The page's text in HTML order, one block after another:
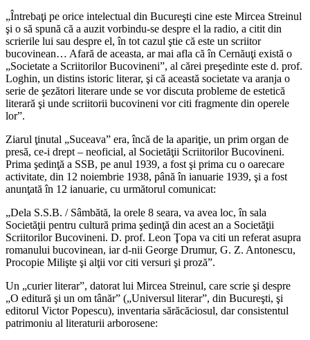
„Întrebaţi pe orice intelectual din Bucureşti cine este Mircea Streinul
şi o să spună că a auzit vorbindu-se despre el la radio, a citit din
scrierile lui sau despre el, în tot cazul ştie că este un scriitor
bucovinean… Afară de aceasta, ar mai afla că în Cernăuţi există o
„Societate a Scriitorilor Bucovineni”, al cărei preşedinte este d. prof.
Loghin, un distins istoric literar, şi că această societate va aranja o
serie de şezători literare unde se vor discuta probleme de estetică
literară şi unde scriitorii bucovineni vor citi fragmente din operele
lor”.
Ziarul ţinutal „Suceava” era, încă de la apariţie, un prim organ de
presă, ce-i drept – neoficial, al Societăţii Scriitorilor Bucovineni.
Prima şedinţă a SSB, pe anul 1939, a fost şi prima cu o oarecare
activitate, din 12 noiembrie 1938, până în ianuarie 1939, şi a fost
anunţată în 12 ianuarie, cu următorul comunicat:
„Dela S.S.B. / Sâmbătă, la orele 8 seara, va avea loc, în sala
Societăţii pentru cultură prima şedinţă din acest an a Societăţii
Scriitorilor Bucovineni. D. prof. Leon Ţopa va citi un referat asupra
romanului bucovinean, iar d-nii George Drumur, G. Z. Antonescu,
Procopie Milişte şi alţii vor citi versuri şi proză”.
Un „curier literar”, datorat lui Mircea Streinul, care scrie şi despre
„O editură şi un om tânăr” („Universul literar”, din Bucureşti, şi
editorul Victor Popescu), inventaria sărăcăciosul, dar consistentul
patrimoniu al literaturii arborosene: